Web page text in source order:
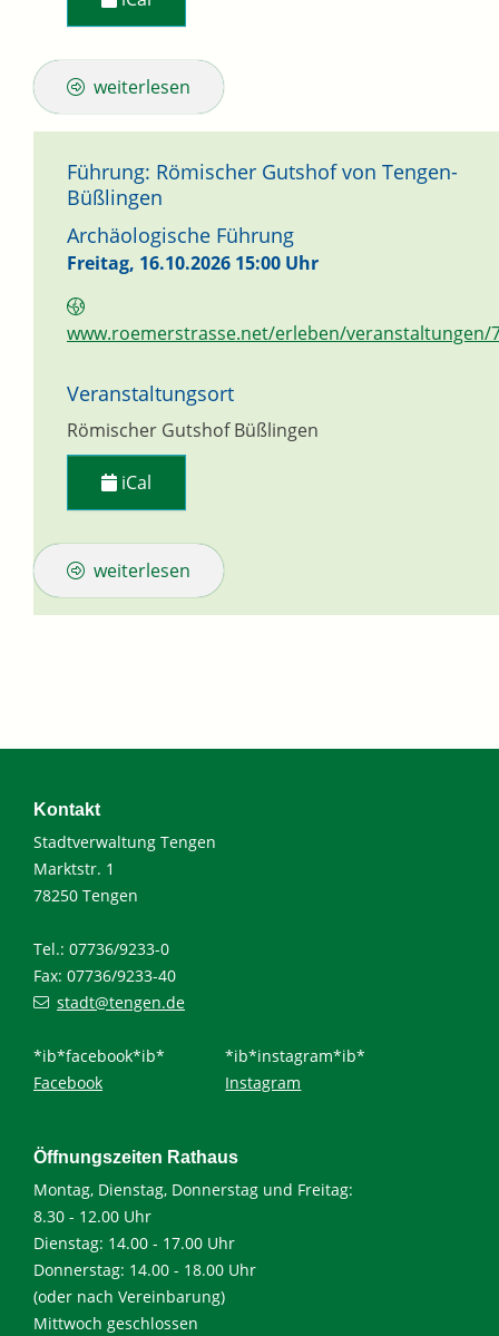
weiterlesen
Führung: Römischer Gutshof von Tengen-
Büßlingen
Archäologische Führung
Freitag, 16.10.2026 15:00 Uhr
www.roemerstrasse.net/erleben/veranstaltungen/
Veranstaltungsort
Römischer Gutshof Büßlingen
iCal
weiterlesen
Kontakt
Stadtverwaltung Tengen
Marktstr. 1
78250 Tengen
Tel.: 07736/9233-0
Fax: 07736/9233-40
stadt@tengen.de
*ib*facebook*ib*
Facebook
*ib*instagram*ib*
Instagram
Öffnungszeiten Rathaus
Montag, Dienstag, Donnerstag und Freitag:
8.30 - 12.00 Uhr
Dienstag: 14.00 - 17.00 Uhr
Donnerstag: 14.00 - 18.00 Uhr
(oder nach Vereinbarung)
Mittwoch geschlossen